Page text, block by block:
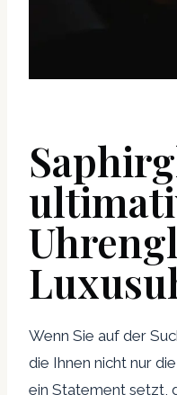
Wenn Sie auf der
die Ihnen nicht nur
ein Statement setzt,